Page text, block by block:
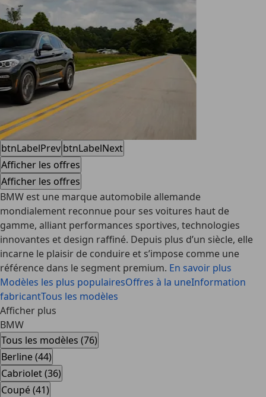
btnLabelPrev btnLabelNext
Afficher les offres
Afficher les offres
BMW est une marque automobile allemande
mondialement reconnue pour ses voitures haut de
gamme, alliant performances sportives, technologies
innovantes et design raffiné. Depuis plus d’un siècle, elle
incarne le plaisir de conduire et s’impose comme une
référence dans le segment premium. En savoir plus
Modèles les plus populairesOffres à la uneInformation
fabricantTous les modèles
Afficher plus
BMW
Tous les modèles (76)
Berline (44)
Cabriolet (36)
Coupé (41)